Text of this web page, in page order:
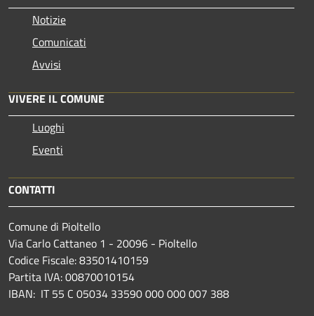
Notizie
Comunicati
Avvisi
VIVERE IL COMUNE
Luoghi
Eventi
CONTATTI
Comune di Pioltello
Via Carlo Cattaneo 1 - 20096 - Pioltello
Codice Fiscale: 83501410159
Partita IVA: 00870010154
IBAN: IT 55 C 05034 33590 000 000 007 388